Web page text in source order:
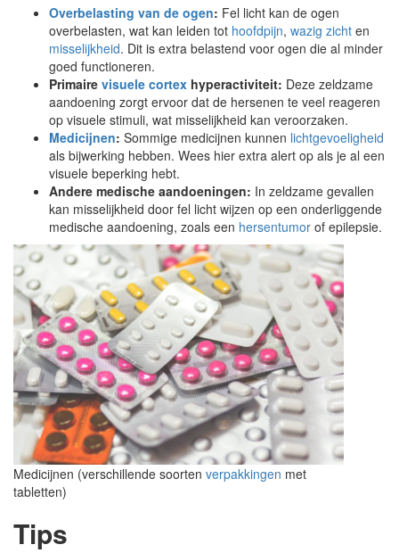
Overbelasting van de ogen: Fel licht kan de ogen
overbelasten, wat kan leiden tot hoofdpijn, wazig zicht en
misselijkheid. Dit is extra belastend voor ogen die al minder
goed functioneren.
Primaire visuele cortex hyperactiviteit: Deze zeldzame
aandoening zorgt ervoor dat de hersenen te veel reageren
op visuele stimuli, wat misselijkheid kan veroorzaken.
Medicijnen: Sommige medicijnen kunnen lichtgevoeligheid
als bijwerking hebben. Wees hier extra alert op als je al een
visuele beperking hebt.
Andere medische aandoeningen: In zeldzame gevallen
kan misselijkheid door fel licht wijzen op een onderliggende
medische aandoening, zoals een hersentumor of epilepsie.
Medicijnen (verschillende soorten verpakkingen met
tabletten)
Tips